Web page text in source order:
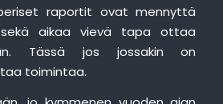
raportit ovat mennyttä
aikaa vievä tapa ottaa
Tässä jos jossakin on
toimintaa.